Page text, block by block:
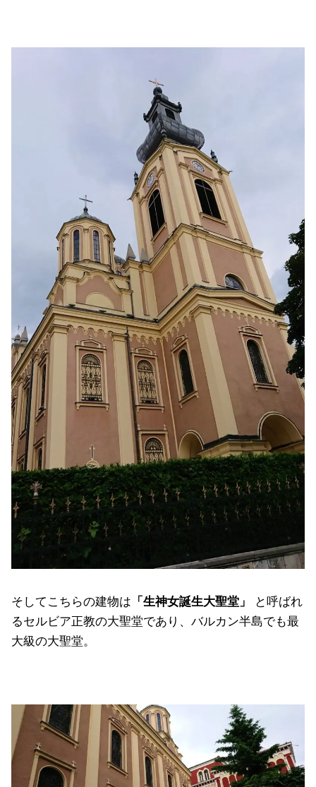
そしてこちらの建物は 「生神女誕生大聖堂」
と呼ばれ
るセルビア正教の大聖堂であり、バルカン半島でも最
大級の大聖堂。